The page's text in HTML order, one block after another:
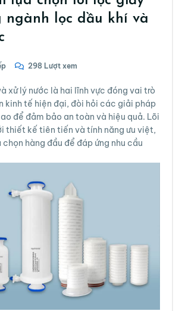
ngành lọc dầu khí và
298 Lượt xem
xử lý nước là hai lĩnh vực đóng vai trò
kinh tế hiện đại, đòi hỏi các giải pháp
để đảm bảo an toàn và hiệu quả. Lõi
thiết kế tiên tiến và tính năng ưu việt,
hàng đầu để đáp ứng nhu cầu